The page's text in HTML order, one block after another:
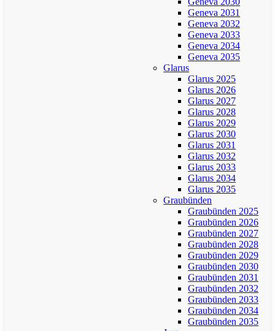
Geneva 2031
Geneva 2032
Geneva 2033
Geneva 2034
Geneva 2035
Glarus
Glarus 2025
Glarus 2026
Glarus 2027
Glarus 2028
Glarus 2029
Glarus 2030
Glarus 2031
Glarus 2032
Glarus 2033
Glarus 2034
Glarus 2035
Graubünden
Graubünden 2025
Graubünden 2026
Graubünden 2027
Graubünden 2028
Graubünden 2029
Graubünden 2030
Graubünden 2031
Graubünden 2032
Graubünden 2033
Graubünden 2034
Graubünden 2035